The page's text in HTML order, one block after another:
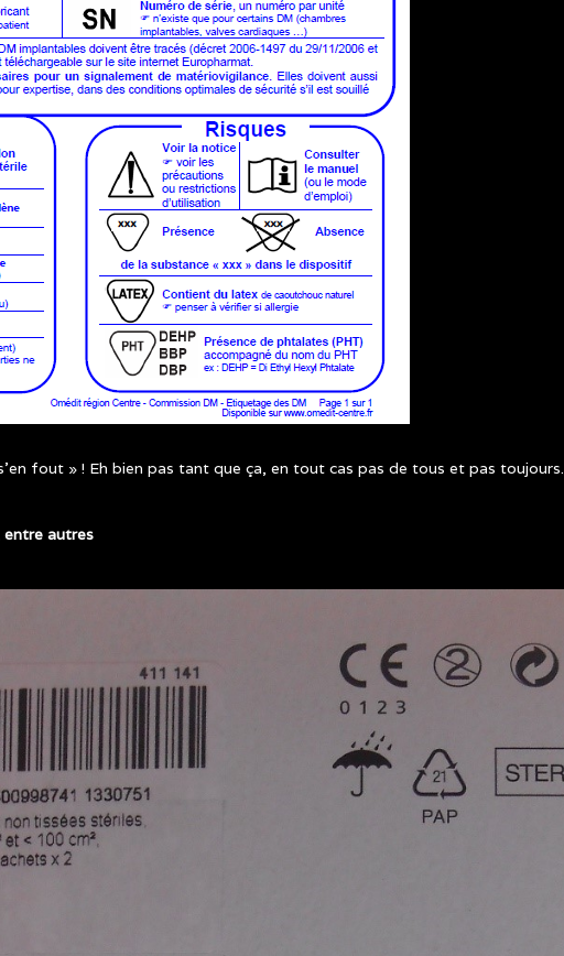
fout » ! Eh bien pas tant que ça, en tout cas pas de tous et pas toujours.
entre autres